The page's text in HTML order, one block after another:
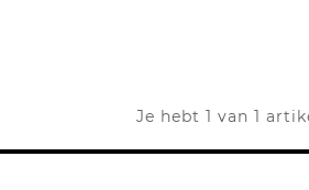
Je hebt 1 van 1